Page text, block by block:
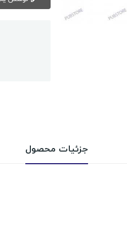
جزئیات محصول